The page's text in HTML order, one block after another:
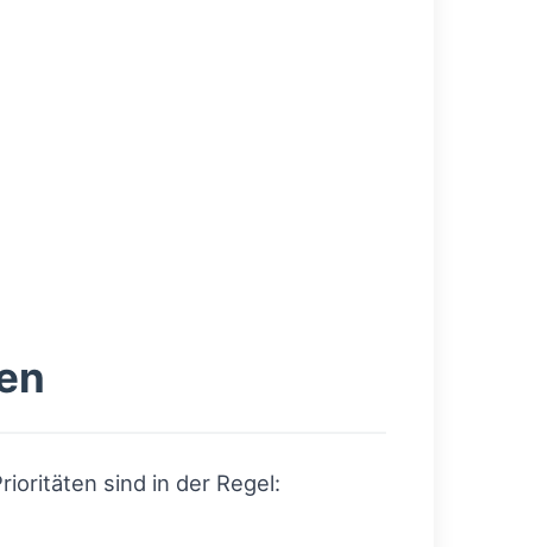
sind in der Regel: